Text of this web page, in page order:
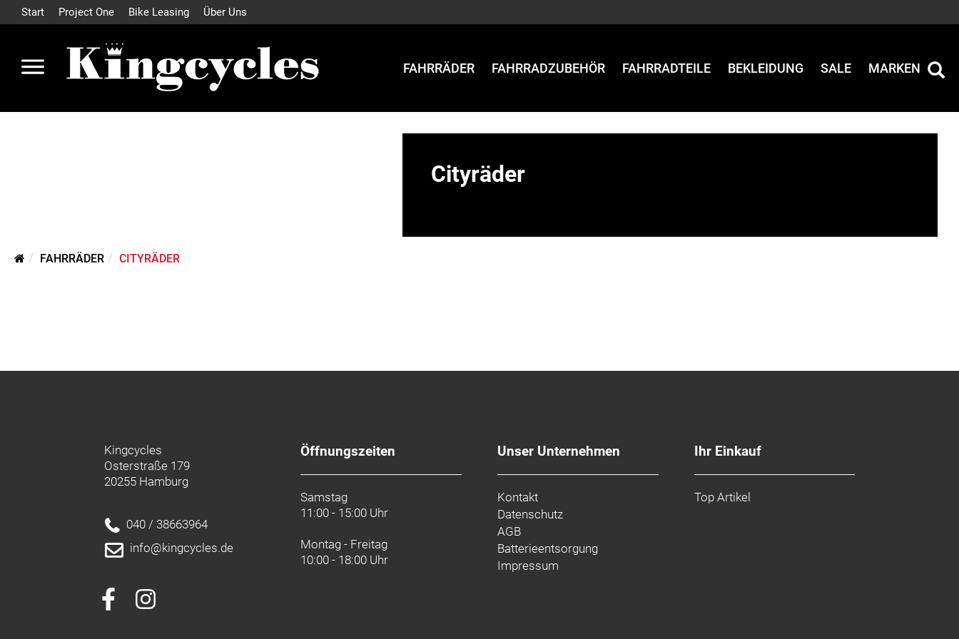
Start Project One Bike Leasing Über Uns
FAHRRÄDER FAHRRADZUBEHÖR FAHRRADTEILE BEKLEIDUNG SALE MARKEN
Cityräder
FAHRRÄDER CITYRÄDER
Kingcycles
Osterstraße 179
20255 Hamburg
040 / 38663964
info@kingcycles.de
Öffnungszeiten
Samstag
11:00 - 15:00 Uhr
Montag - Freitag
10:00 - 18:00 Uhr
Unser Unternehmen
Kontakt
Datenschutz
AGB
Batterieentsorgung
Impressum
Ihr Einkauf
Top Artikel